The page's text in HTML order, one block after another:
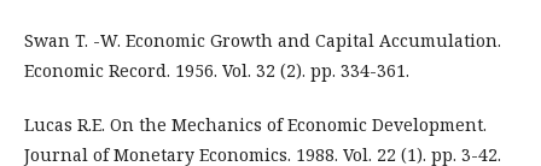
Swan T. -W. Economic Growth and Capital Accumulation.
Economic Record. 1956. Vol. 32 (2). pp. 334-361.
Lucas R.E. On the Mechanics of Economic Development.
Journal of Monetary Economics. 1988. Vol. 22 (1). pp. 3-42.